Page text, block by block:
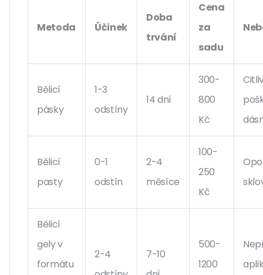
Metoda Účinek
Doba
trvání
Cena
za
sadu
Bělicí
pásky
1-3
odstíny
14 dní
300-
800
Kč
Bělicí
pasty
0-1
odstín
2-4
měsíce
100-
250
Kč
Bělicí
gely v
formátu
2-4
7-10
500-
1200